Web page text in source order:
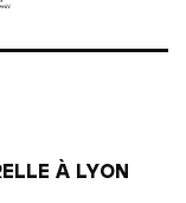
À LYON